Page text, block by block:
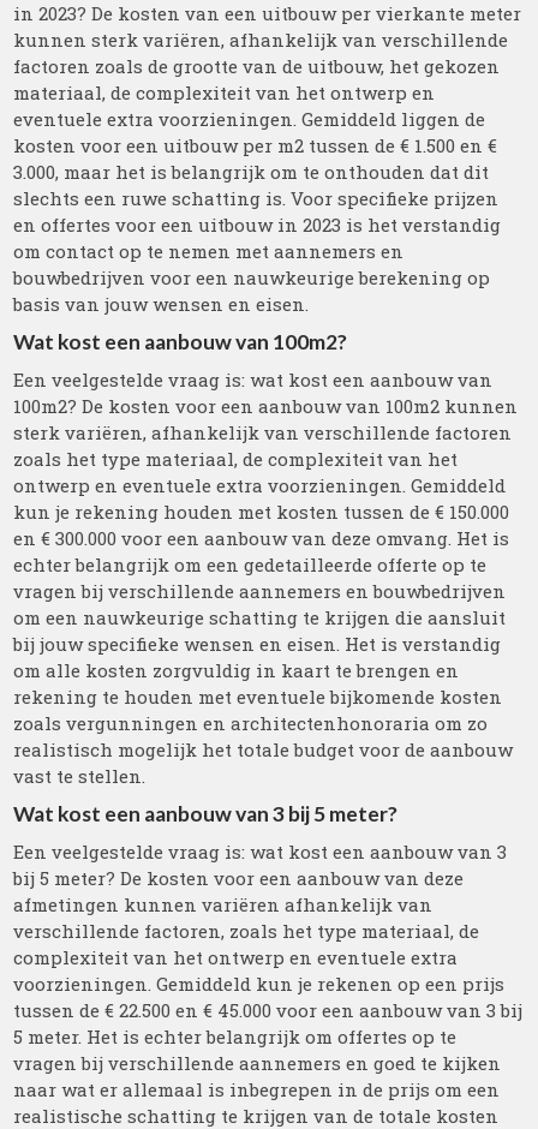
in 2023? De kosten van een uitbouw per vierkante meter
kunnen sterk variëren, afhankelijk van verschillende
factoren zoals de grootte van de uitbouw, het gekozen
materiaal, de complexiteit van het ontwerp en
eventuele extra voorzieningen. Gemiddeld liggen de
kosten voor een uitbouw per m2 tussen de € 1.500 en €
3.000, maar het is belangrijk om te onthouden dat dit
slechts een ruwe schatting is. Voor specifieke prijzen
en offertes voor een uitbouw in 2023 is het verstandig
om contact op te nemen met aannemers en
bouwbedrijven voor een nauwkeurige berekening op
basis van jouw wensen en eisen.
Wat kost een aanbouw van 100m2?
Een veelgestelde vraag is: wat kost een aanbouw van
100m2? De kosten voor een aanbouw van 100m2 kunnen
sterk variëren, afhankelijk van verschillende factoren
zoals het type materiaal, de complexiteit van het
ontwerp en eventuele extra voorzieningen. Gemiddeld
kun je rekening houden met kosten tussen de € 150.000
en € 300.000 voor een aanbouw van deze omvang. Het is
echter belangrijk om een gedetailleerde offerte op te
vragen bij verschillende aannemers en bouwbedrijven
om een nauwkeurige schatting te krijgen die aansluit
bij jouw specifieke wensen en eisen. Het is verstandig
om alle kosten zorgvuldig in kaart te brengen en
rekening te houden met eventuele bijkomende kosten
zoals vergunningen en architectenhonoraria om zo
realistisch mogelijk het totale budget voor de aanbouw
vast te stellen.
Wat kost een aanbouw van 3 bij 5 meter?
Een veelgestelde vraag is: wat kost een aanbouw van 3
bij 5 meter? De kosten voor een aanbouw van deze
afmetingen kunnen variëren afhankelijk van
verschillende factoren, zoals het type materiaal, de
complexiteit van het ontwerp en eventuele extra
voorzieningen. Gemiddeld kun je rekenen op een prijs
tussen de € 22.500 en € 45.000 voor een aanbouw van 3 bij
5 meter. Het is echter belangrijk om offertes op te
vragen bij verschillende aannemers en goed te kijken
naar wat er allemaal is inbegrepen in de prijs om een
realistische schatting te krijgen van de totale kosten